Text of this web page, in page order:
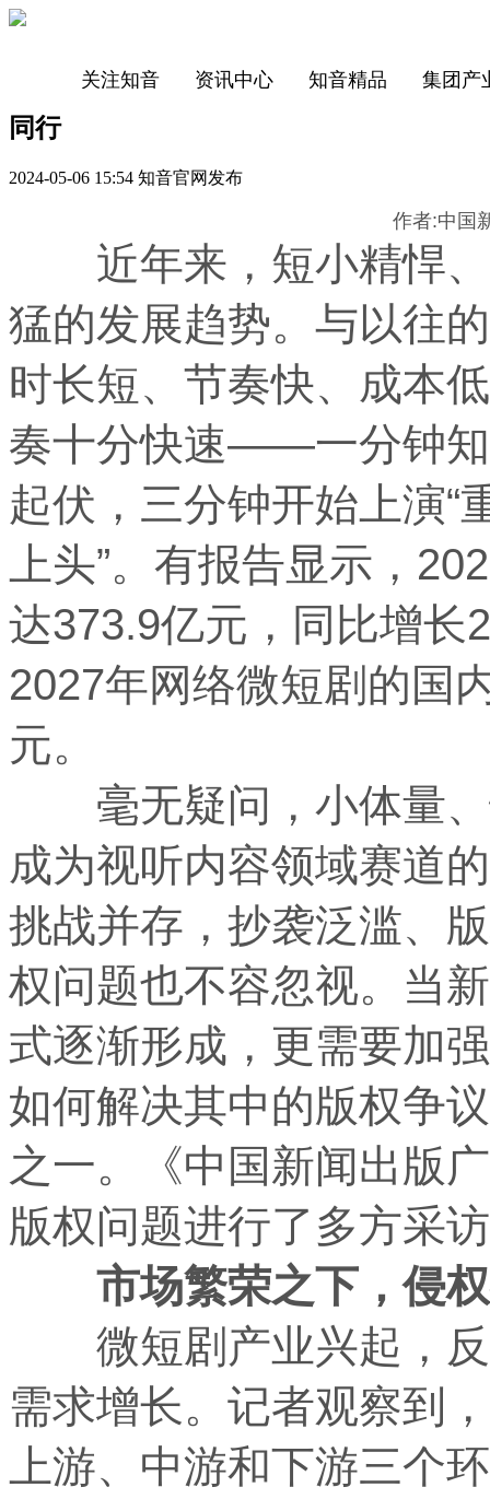
关注知音 资讯中心 知音精品 集团产
同行
2024-05-06 15:54 知音官网发布
作者:中国
近年来，短小精悍、
猛的发展趋势。与以往
时长短、节奏快、成本
奏十分快速——一分钟知
起伏，三分钟开始上演
上头”。有报告显示，
达373.9亿元，同比增长
2027年网络微短剧的国
元。
毫无疑问，小体量、
成为视听内容领域赛道
挑战并存，抄袭泛滥、
权问题也不容忽视。当
式逐渐形成，更需要加
如何解决其中的版权争
之一。《中国新闻出版
版权问题进行了多方采
市场繁荣之下，侵权
微短剧产业兴起，反
需求增长。记者观察到
上游、中游和下游三个